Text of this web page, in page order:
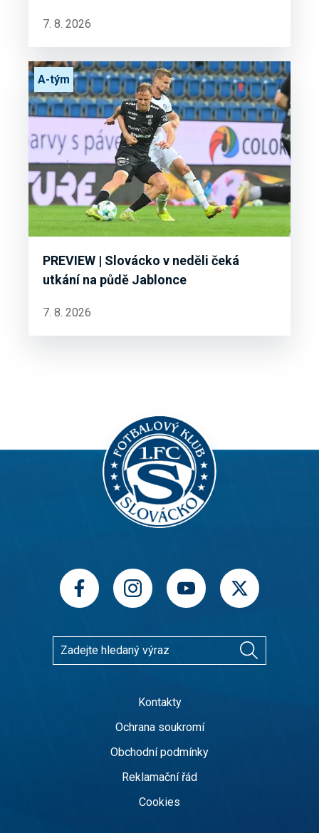
7. 8. 2026
PREVIEW | Slovácko v neděli čeká
utkání na půdě Jablonce
A-tým
7. 8. 2026
Kontakty
Ochrana soukromí
Obchodní podmínky
Reklamační řád
Cookies